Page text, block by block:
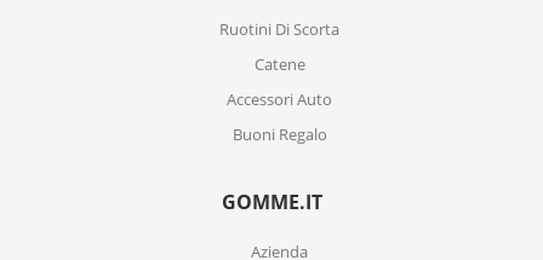
Ruotini Di Scorta
Catene
Accessori Auto
Buoni Regalo
GOMME.IT
Azienda